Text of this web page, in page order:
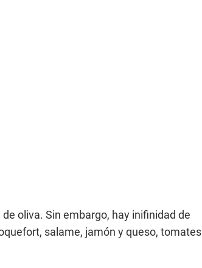
oliva. Sin embargo, hay inifinidad de
salame, jamón y queso, tomates